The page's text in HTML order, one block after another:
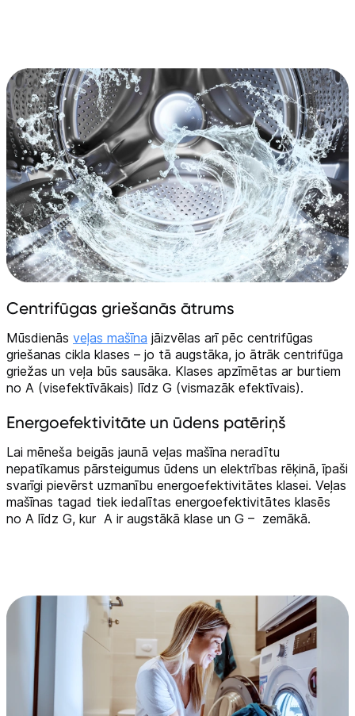
Centrifūgas griešanās ātrums
Mūsdienās veļas mašīna jāizvēlas arī pēc centrifūgas
griešanas cikla klases – jo tā augstāka, jo ātrāk centrifūga
griežas un veļa būs sausāka. Klases apzīmētas ar burtiem
no A (visefektīvākais) līdz G (vismazāk efektīvais).
Energoefektivitāte un ūdens patēriņš
Lai mēneša beigās jaunā veļas mašīna neradītu
nepatīkamus pārsteigumus ūdens un elektrības rēķinā, īpaši
svarīgi pievērst uzmanību energoefektivitātes klasei. Veļas
mašīnas tagad tiek iedalītas energoefektivitātes klasēs
no A līdz G, kur A ir augstākā klase un G – zemākā.